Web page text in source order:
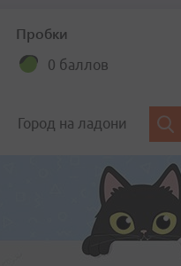
Пробки
0 баллов
Город на ладони